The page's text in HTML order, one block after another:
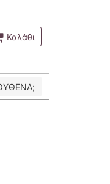
Καλάθι